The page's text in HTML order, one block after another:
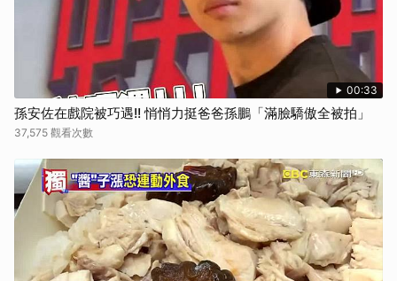
00:33
孫安佐在戲院被巧遇!! 悄悄力挺爸爸孫鵬「滿臉驕傲全被拍」
37,575 觀看次數